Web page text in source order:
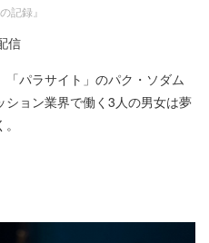
記録』
信
パラサイト」のパク・ソダム
ョン業界で働く3人の男女は夢